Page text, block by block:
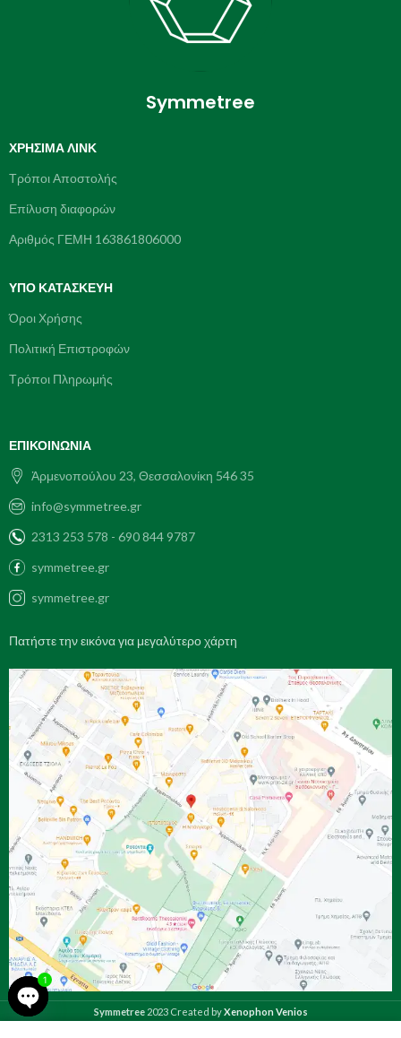
Symmetree
ΧΡΉΣΙΜΑ ΛΙΝΚ
Τρόποι Αποστολής
Επίλυση διαφορών
Αριθμός ΓΕΜΗ 163861806000
ΥΠΌ ΚΑΤΑΣΚΕΥΗ
Όροι Χρήσης
Πολιτική Επιστροφών
Τρόποι Πληρωμής
ΕΠΙΚΟΙΝΩΝΊΑ
Ἀρμενοπούλου 23, Θεσσαλονίκη 546 35
info@symmetree.gr
2313 253 578 - 690 844 9787
symmetree.gr
symmetree.gr
Πατήστε την εικόνα για μεγαλύτερο χάρτη
Symmetree 2023 Created byXenophon Venios
Open
1